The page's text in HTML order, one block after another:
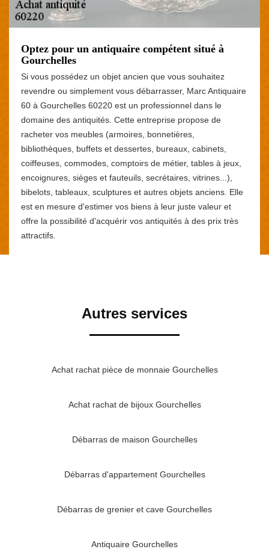
Optez pour un antiquaire compétent situé à
Gourchelles
Si vous possédez un objet ancien que vous souhaitez
revendre ou simplement vous débarrasser, Marc Antiquaire
60 à Gourchelles 60220 est un professionnel dans le
domaine des antiquités. Cette entreprise propose de
racheter vos meubles (armoires, bonnetières,
bibliothèques, buffets et dessertes, bureaux, cabinets,
coiffeuses, commodes, comptoirs de métier, tables à jeux,
encoignures, sièges et fauteuils, secrétaires, vitrines...),
bibelots, tableaux, sculptures et autres objets anciens. Elle
est en mesure d'estimer vos biens à leur juste valeur et
offre la possibilité d'acquérir vos antiquités à des prix très
attractifs.
Autres services
Achat rachat pièce de monnaie Gourchelles
Achat rachat de bijoux Gourchelles
Débarras de maison Gourchelles
Débarras d'appartement Gourchelles
Débarras de grenier et cave Gourchelles
Antiquaire Gourchelles